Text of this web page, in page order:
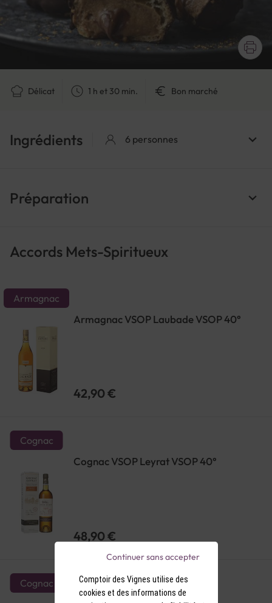
Délicat 1 h et 30 min. Bon marché
Ingrédients 6 personnes
Préparation
Accords Mets-Spiritueux
Armagnac
Armagnac VSOP Laubade VSOP 40°
42,90 €
Cognac
Cognac VSOP Leyrat VSOP 40°
48,90 €
Cognac
Comptoir des Vignes utilise des
cookies et des informations de
Continuer sans accepter